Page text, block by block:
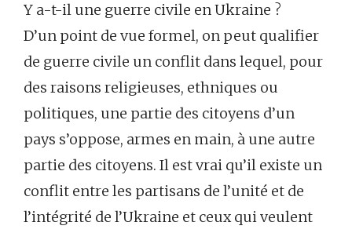
Y a-t-il une guerre civile en Ukraine ?
D’un point de vue formel, on peut qualifier
de guerre civile un conflit dans lequel, pour
des raisons religieuses, ethniques ou
politiques, une partie des citoyens d’un
pays s’oppose, armes en main, à une autre
partie des citoyens. Il est vrai qu’il existe un
conflit entre les partisans de l’unité et de
l’intégrité de l’Ukraine et ceux qui veulent